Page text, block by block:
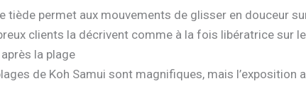
tiède permet aux mouvements de glisser en douceur
clients la décrivent comme à la fois libératrice sur
la plage
de Koh Samui sont magnifiques, mais